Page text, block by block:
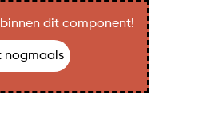
dit component!
nogmaals